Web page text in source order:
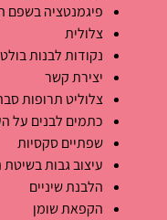
פיגמנטציה בשפם
צלולית
נקודות לבנות
יצירת קשר
צלוליט תרופות
כתמים לבנים על
שפתיים סקסיות
עיצוב גבות
הלבנת שיניים
הקפאת שומן